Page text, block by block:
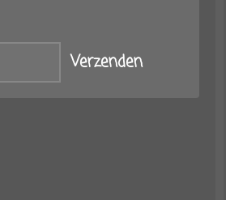
Verzenden